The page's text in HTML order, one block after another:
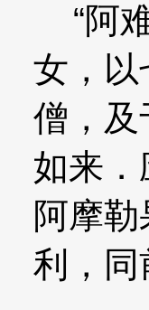
“阿
女，以
僧，及
如来
阿摩
利，